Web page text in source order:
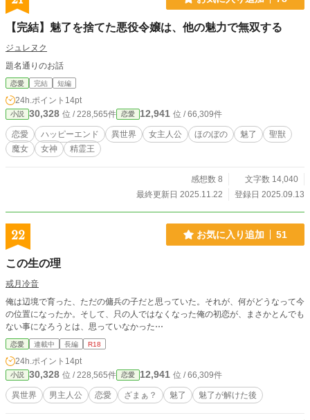
【完結】魅了を捨てた悪役令嬢は、他の魅力で無双する
ジュレヌク
題名通りのお話
恋愛 完結 短編
24h.ポイント 14pt
小説 30,328 位 / 228,565件 恋愛 12,941 位 / 66,309件
恋愛 ハッピーエンド 異世界 女主人公 ほのぼの 魅了
聖獣
魔女
女神 精霊王
感想数 8
文字数 14,040
最終更新日 2025.11.22
登録日 2025.09.13
22 お気に入り追加 51
この生の理
戒月冷音
俺は辺境で育った、ただの傭兵の子だと思っていた。それが、何がどうなって今
の位置になったか。そして、只の人ではなくなった俺の初恋が、まさかとんでも
ない事になろうとは、思っていなかった⋯
恋愛 連載中 長編 R18
24h.ポイント 14pt
小説 30,328 位 / 228,565件 恋愛 12,941 位 / 66,309件
異世界 男主人公 恋愛 ざまぁ？ 魅了 魅了が解けた後